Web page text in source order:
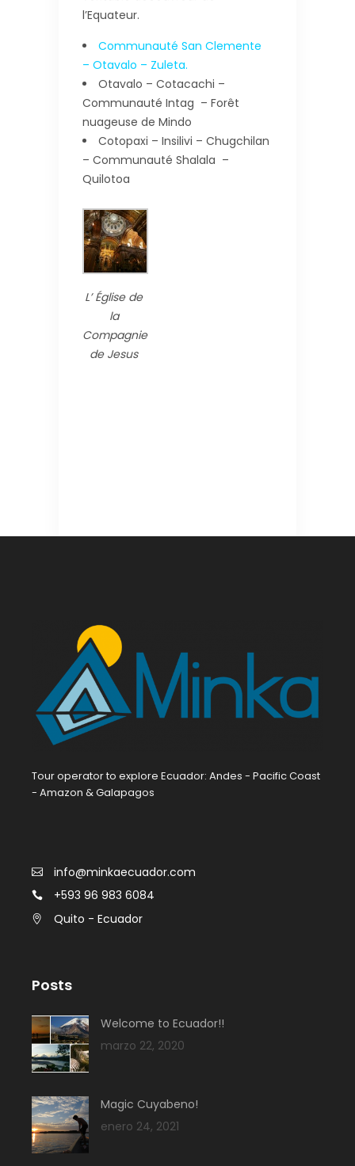
l’Equateur.
Communauté San Clemente
– Otavalo – Zuleta.
Otavalo – Cotacachi –
Communauté Intag – Forêt
nuageuse de Mindo
Cotopaxi – Insilivi – Chugchilan
– Communauté Shalala –
Quilotoa
L’ Église de
la
Compagnie
de Jesus
Tour operator to explore Ecuador: Andes - Pacific Coast
- Amazon & Galapagos
info@minkaecuador.com
+593 96 983 6084
Quito - Ecuador
Posts
Welcome to Ecuador!!
marzo 22, 2020
Magic Cuyabeno!
enero 24, 2021